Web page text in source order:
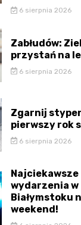
6 sierpnia 2026
Zabłudów:
przystań na
6 sierpnia 2026
Zgarnij
pierwszy rok
6 sierpnia 2026
Najciekawsze
wydarzenia w
Białymstoku
weekend!